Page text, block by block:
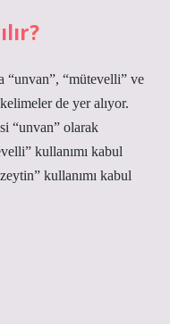
“unvan”, “mütevelli” ve
de yer alıyor.
“unvan” olarak
kullanımı kabul
kullanımı kabul